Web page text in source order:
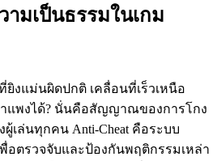
มเป็นธรรมในเกม
ยิงแม่นผิดปกติ เคลื่อนที่เร็วเหนือ
แพงได้? นั่นคือสัญญาณของการโกง
เล่นทุกคน Anti-Cheat คือระบบ
อตรวจจับและป้องกันพฤติกรรมเหล่า